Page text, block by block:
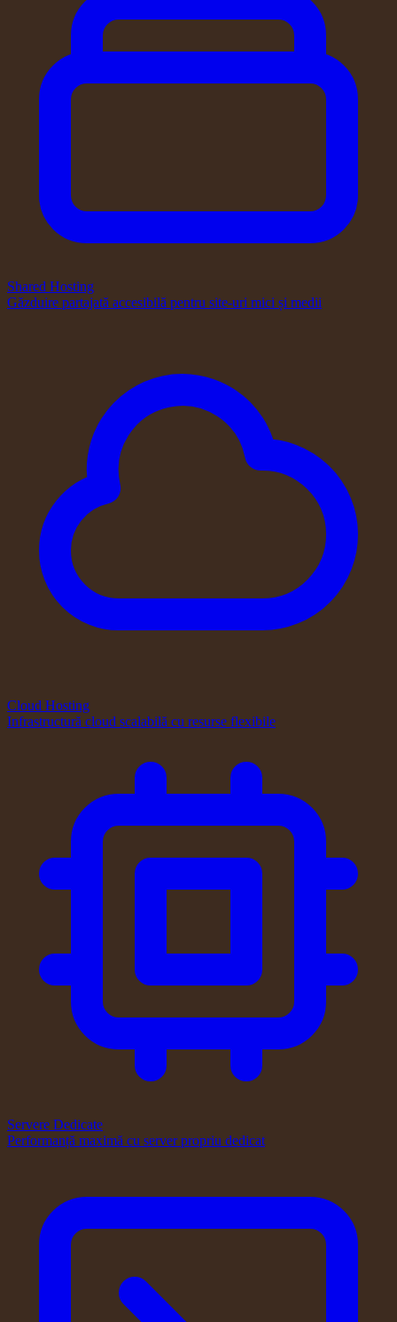
Shared Hosting
Găzduire partajată accesibilă pentru site-uri mici și medii
Cloud Hosting
Infrastructură cloud scalabilă cu resurse flexibile
Servere Dedicate
Performanță maximă cu server propriu dedicat